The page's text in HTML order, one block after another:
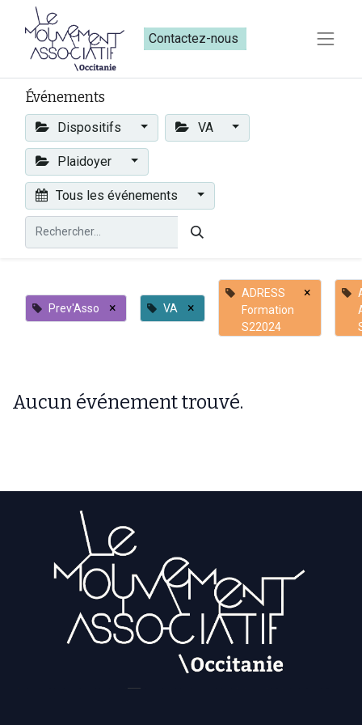
Contactez-nous​​
Événements
Dispositifs VA
Plaidoyer
Tous les événements
Prev'Asso × VA ×
ADRESS
Formation
S22024
×
Aucun événement trouvé.